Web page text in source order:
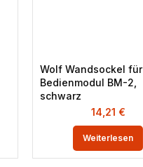
Wolf Wandsockel für
Bedienmodul BM-2,
schwarz
14,21 €
Weiterlesen